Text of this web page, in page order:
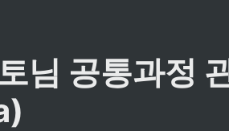
님 공통과정